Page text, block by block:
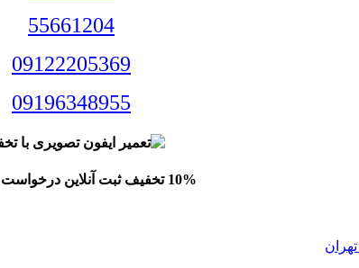
55661204
09122205369
09196348955
10% تخفیف ثبت آنلاین درخواست تعمیرکار